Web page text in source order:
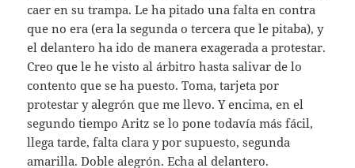
caer en su trampa. Le ha pitado una falta en contra
que no era (era la segunda o tercera que le pitaba), y
el delantero ha ido de manera exagerada a protestar.
Creo que le he visto al árbitro hasta salivar de lo
contento que se ha puesto. Toma, tarjeta por
protestar y alegrón que me llevo. Y encima, en el
segundo tiempo Aritz se lo pone todavía más fácil,
llega tarde, falta clara y por supuesto, segunda
amarilla. Doble alegrón. Echa al delantero.